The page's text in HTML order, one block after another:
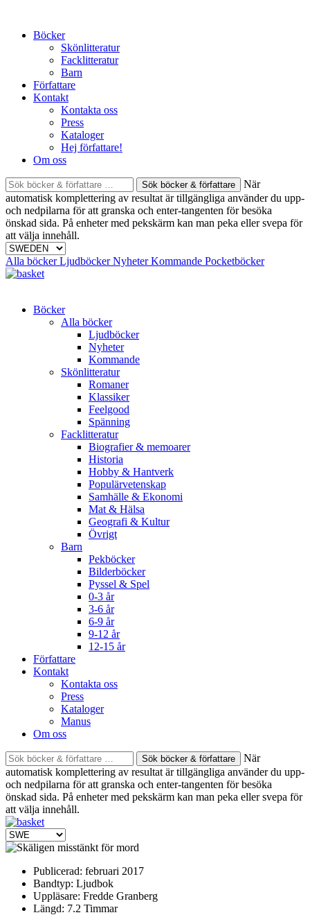
contentBöcker
Skönlitteratur
Facklitteratur
Barn
Författare
Kontakt
Kontakta oss
Press
Kataloger
Hej författare!
Om oss
Sök
böcker
&
författare
efter:
När
automatisk komplettering av resultat är tillgängliga använder du upp-
och nedpilarna för att granska och enter-tangenten för besöka
önskad sida. På enheter med pekskärm kan man peka eller svepa för
att välja innehåll.
Alla böckerLjudböckerNyheterKommande Pocketböcker
Böcker
Alla böcker
Ljudböcker
Nyheter
Kommande
Skönlitteratur
Romaner
Klassiker
Feelgood
Spänning
Facklitteratur
Biografier & memoarer
Historia
Hobby & Hantverk
Populärvetenskap
Samhälle & Ekonomi
Mat & Hälsa
Geografi & Kultur
Övrigt
Barn
Pekböcker
Bilderböcker
Pyssel & Spel
0-3 år
3-6 år
6-9 år
9-12 år
12-15 år
Författare
Kontakt
Kontakta oss
Press
Kataloger
Manus
Om oss
Sök
böcker
&
författare
efter:
När
automatisk komplettering av resultat är tillgängliga använder du upp-
och nedpilarna för att granska och enter-tangenten för besöka
önskad sida. På enheter med pekskärm kan man peka eller svepa för
att välja innehåll.
Publicerad: februari 2017
Bandtyp: Ljudbok
Uppläsare: Fredde Granberg
Längd: 7.2 Timmar